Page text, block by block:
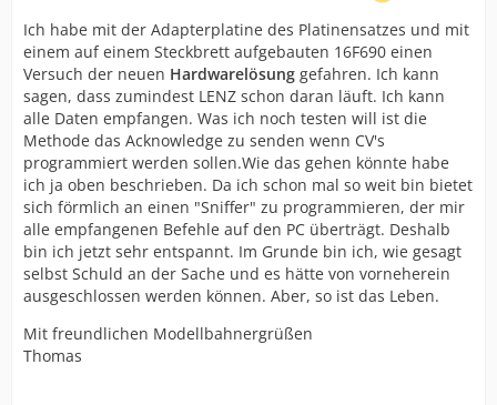
Ich habe mit der Adapterplatine des Platinensatzes und mit
einem auf einem Steckbrett aufgebauten 16F690 einen
Versuch der neuen Hardwarelösung gefahren. Ich kann
sagen, dass zumindest LENZ schon daran läuft. Ich kann
alle Daten empfangen. Was ich noch testen will ist die
Methode das Acknowledge zu senden wenn CV's
programmiert werden sollen.Wie das gehen könnte habe
ich ja oben beschrieben. Da ich schon mal so weit bin bietet
sich förmlich an einen "Sniffer" zu programmieren, der mir
alle empfangenen Befehle auf den PC überträgt. Deshalb
bin ich jetzt sehr entspannt. Im Grunde bin ich, wie gesagt
selbst Schuld an der Sache und es hätte von vorneherein
ausgeschlossen werden können. Aber, so ist das Leben.
Mit freundlichen Modellbahnergrüßen
Thomas